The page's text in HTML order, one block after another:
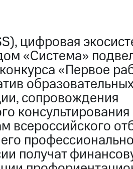
цифровая
«Система»
«Первое
сопровождения
консультирования
всероссийского
получат